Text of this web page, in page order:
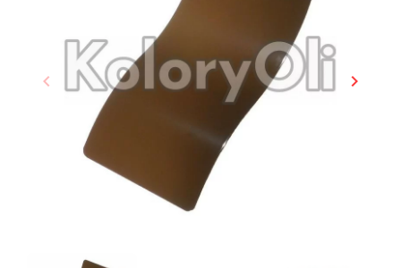
Poprzedni
 